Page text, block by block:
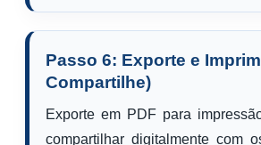
Passo 6: Exporte e
Compartilhe)
Exporte em PDF para
compartilhar digitalmente com